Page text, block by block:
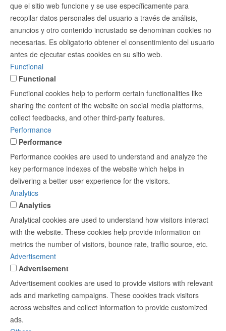
que el sitio web funcione y se use específicamente para
recopilar datos personales del usuario a través de análisis,
anuncios y otro contenido incrustado se denominan cookies no
necesarias. Es obligatorio obtener el consentimiento del usuario
antes de ejecutar estas cookies en su sitio web.
Functional
Functional
Functional cookies help to perform certain functionalities like
sharing the content of the website on social media platforms,
collect feedbacks, and other third-party features.
Performance
Performance
Performance cookies are used to understand and analyze the
key performance indexes of the website which helps in
delivering a better user experience for the visitors.
Analytics
Analytics
Analytical cookies are used to understand how visitors interact
with the website. These cookies help provide information on
metrics the number of visitors, bounce rate, traffic source, etc.
Advertisement
Advertisement
Advertisement cookies are used to provide visitors with relevant
ads and marketing campaigns. These cookies track visitors
across websites and collect information to provide customized
ads.